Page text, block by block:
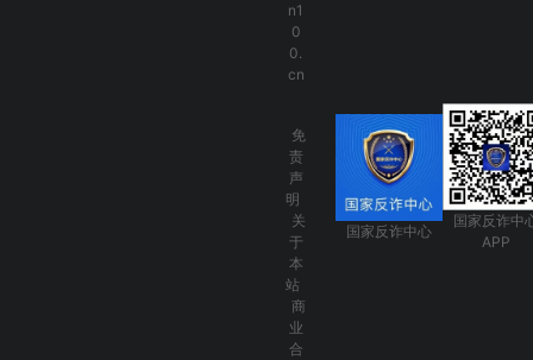
n1
0
0.
cn
免
责
声
明
关
于
本
站
商
业
合
国家反诈中心
国家反诈中
APP